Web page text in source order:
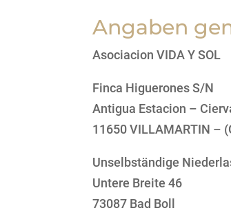
Angaben
Asociacion VIDA Y SOL
Finca Higuerones S/N
Antigua Estacion –
11650 VILLAMARTIN –
Unselbständige
Untere Breite 46
73087 Bad Boll